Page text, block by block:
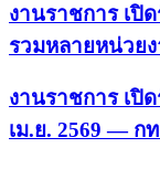
งานราชการ เปิ
รวมหลายหน่วย
งานราชการ เปิ
เม.ย. 2569 — ก